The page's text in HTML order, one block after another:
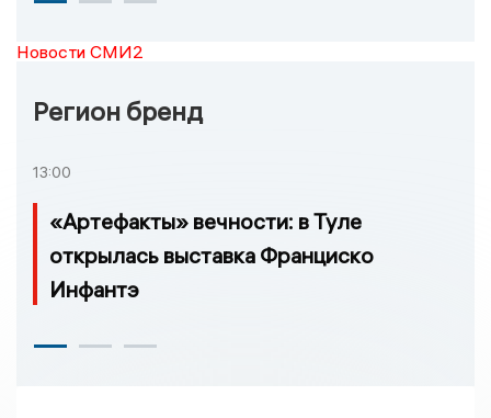
Новости СМИ2
Регион бренд
13:00
«Артефакты» вечности: в Туле
открылась выставка Франциско
Инфантэ